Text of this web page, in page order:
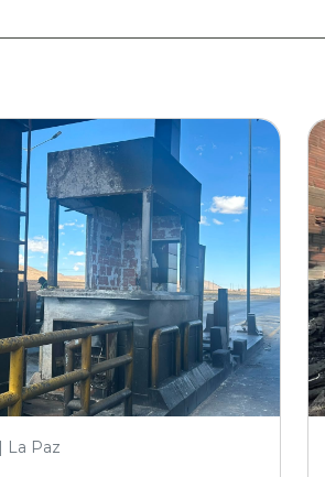
La Paz